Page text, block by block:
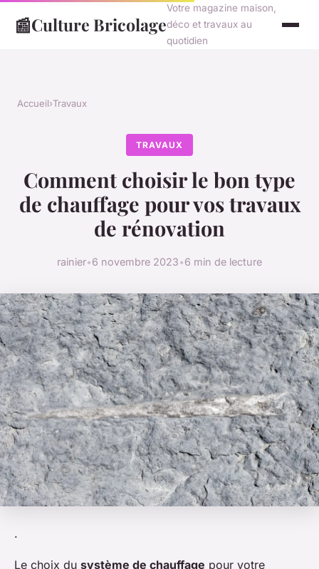
📰Culture Bricolage
Votre magazine maison,
déco et travaux au
quotidien
Accueil›Travaux
TRAVAUX
Comment choisir le bon type
de chauffage pour vos travaux
de rénovation
rainier•6 novembre 2023•6 min de lecture
.
Le choix du système de chauffage pour votre